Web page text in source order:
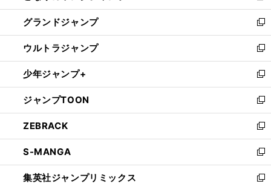
ウ
で
開
く
ン
ド
ウ
で
開
く
ウ
ィ
ン
ド
ウ
で
開
く
し
い
ウ
ィ
ン
ド
ウ
で
開
く
グランドジャンプ
新
し
い
ウ
ィ
ン
ド
ウ
で
開
く
ウルトラジャンプ
新
し
い
ウ
ィ
ン
ド
ウ
で
開
く
少年ジャンプ+
新
し
い
ウ
ィ
ン
ド
ウ
で
ジャンプTOON
新
し
い
ウ
ィ
ン
ド
ZEBRACK
新
し
い
ウ
ィ
S-MANGA
新
し
い
集英社ジャンプリミックス
新